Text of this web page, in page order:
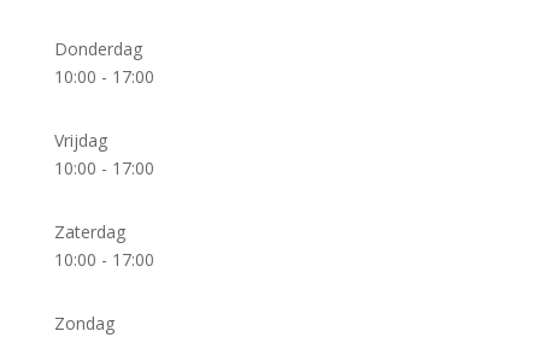
Donderdag
10:00 - 17:00
Vrijdag
10:00 - 17:00
Zaterdag
10:00 - 17:00
Zondag